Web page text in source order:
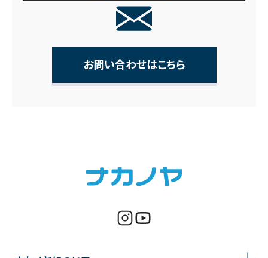
お問い合わせはこちら